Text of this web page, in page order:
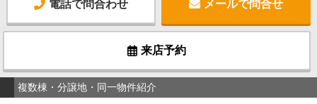
電話で問合わせ メールで問合せ
来店予約
複数棟・分譲地・同一物件紹介